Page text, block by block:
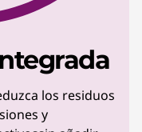
los residuos
y